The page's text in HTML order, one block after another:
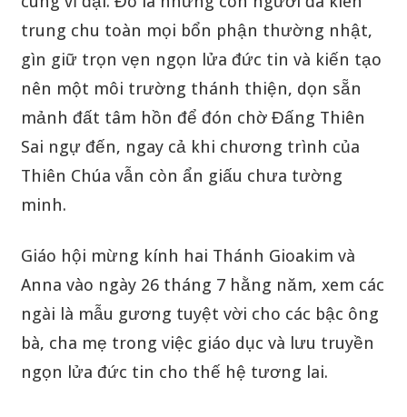
trung chu toàn mọi bổn phận thường nhật,
gìn giữ trọn vẹn ngọn lửa đức tin và kiến tạo
nên một môi trường thánh thiện, dọn sẵn
mảnh đất tâm hồn để đón chờ Đấng Thiên
Sai ngự đến, ngay cả khi chương trình của
Thiên Chúa vẫn còn ẩn giấu chưa tường
minh.
Giáo hội mừng kính hai Thánh Gioakim và
Anna vào ngày 26 tháng 7 hằng năm, xem các
ngài là mẫu gương tuyệt vời cho các bậc ông
bà, cha mẹ trong việc giáo dục và lưu truyền
ngọn lửa đức tin cho thế hệ tương lai.